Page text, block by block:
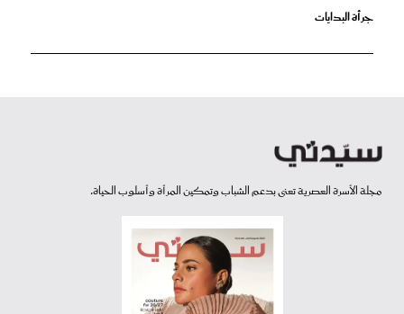
جرأة البدايات
مجلة الأسرة العصرية تعنى بدعم الشباب وتمكين المرأة وأسلوب الحياة.